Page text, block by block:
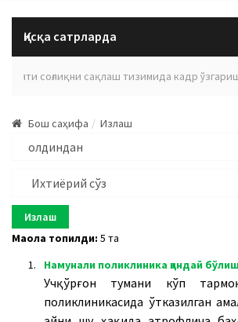
g
v
i
a
i
o
Қисқа сатрларда
соғлиқни сақлаш тизимида кадр
Бош саҳифа Излаш
Мақола топилди: 5 та
1.
Намунали поликлиника қандай
Учқўрғон тумани кўп
поликлиникасида ўтказилган